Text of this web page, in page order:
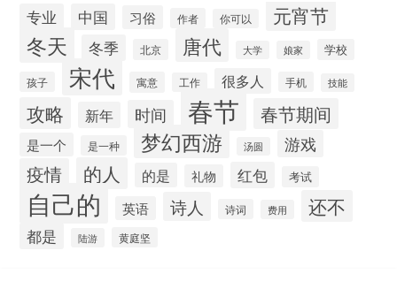
专业 中国 习俗 作者 你可以 元宵节
冬天 冬季 北京 唐代 大学 娘家 学校
孩子 宋代 寓意 工作 很多人 手机 技能
攻略 新年 时间 春节 春节期间
是一个 是一种 梦幻西游 汤圆 游戏
疫情 的人 的是 礼物 红包 考试
自己的 英语 诗人 诗词 费用 还不
都是 陆游 黄庭坚